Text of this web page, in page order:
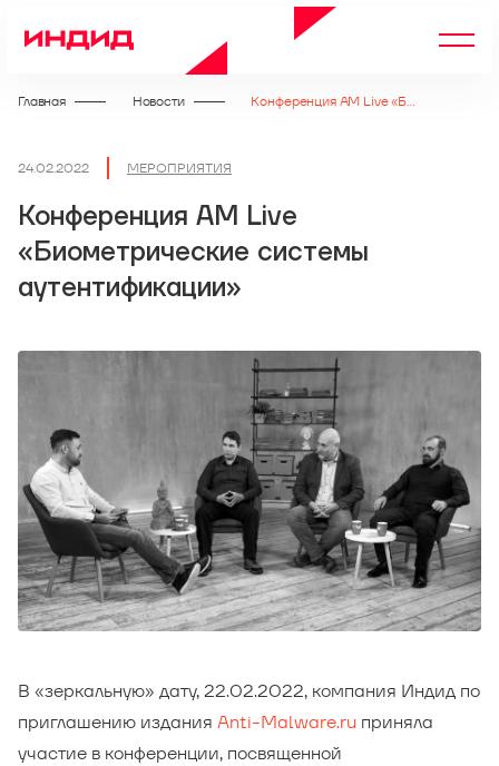
Главная Новости Конференция AM Live «Биометрические системы аутентификации»
24.02.2022 МЕРОПРИЯТИЯ
Конференция AM Live
«Биометрические системы
аутентификации»
В «зеркальную» дату, 22.02.2022, компания Индид по
приглашению издания Anti-Malware.ru приняла
участие в конференции, посвященной